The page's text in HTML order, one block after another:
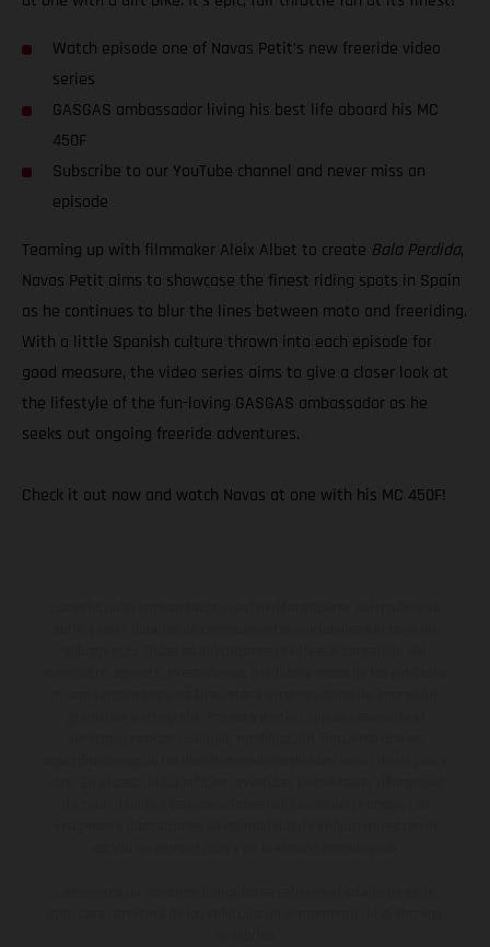
Watch episode one of Navas Petit’s new freeride video
series
GASGAS ambassador living his best life aboard his MC
450F
Subscribe to our YouTube channel and never miss an
episode
Teaming up with filmmaker Aleix Albet to create Bala Perdida,
Navas Petit aims to showcase the finest riding spots in Spain
as he continues to blur the lines between moto and freeriding.
With a little Spanish culture thrown into each episode for
good measure, the video series aims to give a closer look at
the lifestyle of the fun-loving GASGAS ambassador as he
seeks out ongoing freeride adventures.
Check it out now and watch Navas at one with his MC 450F!